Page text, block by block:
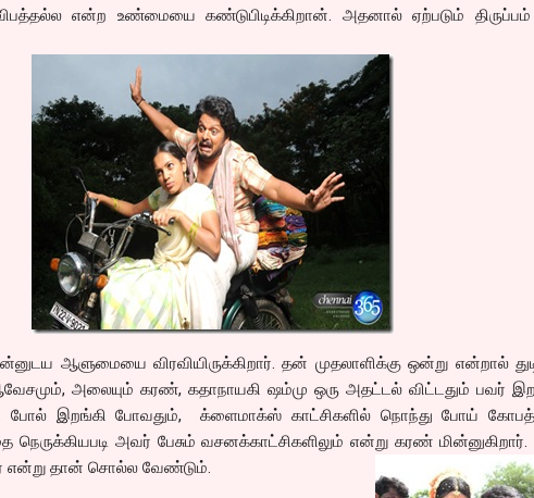
என்ற உண்மையை கண்டுபிடிக்கிறான். அதனால் ஏற்படும்
ஆளுமையை விரவியிருக்கிறார். தன் முதலாளிக்கு ஒன்று என்றால்
ஆவேசமும், அலையும் கரண், கதாநாயகி ஷம்மு ஒரு அதட்டல் விட்டதும் பவர்
போல் இறங்கி போவதும், க்ளைமாக்ஸ் காட்சிகளில் நொந்து போய்
அவர் பேசும் வசனக்காட்சிகளிலும் என்று கரண்
என்று தான் சொல்ல வேண்டும்.